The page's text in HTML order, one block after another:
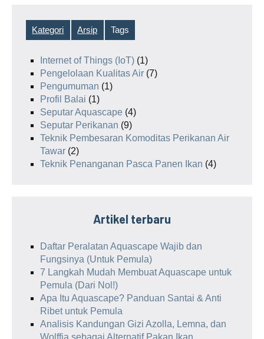
Kategori Arsip Tags
Internet of Things (IoT) (1)
Pengelolaan Kualitas Air (7)
Pengumuman (1)
Profil Balai (1)
Seputar Aquascape (4)
Seputar Perikanan (9)
Teknik Pembesaran Komoditas Perikanan Air
Tawar (2)
Teknik Penanganan Pasca Panen Ikan (4)
Artikel terbaru
Daftar Peralatan Aquascape Wajib dan
Fungsinya (Untuk Pemula)
7 Langkah Mudah Membuat Aquascape untuk
Pemula (Dari Nol!)
Apa Itu Aquascape? Panduan Santai & Anti
Ribet untuk Pemula
Analisis Kandungan Gizi Azolla, Lemna, dan